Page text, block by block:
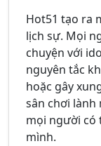
Hot51 tạo ra
lịch sự. Mọi
chuyện với
nguyên tắc
hoặc gây
sân chơi lành
mọi người có
mình.